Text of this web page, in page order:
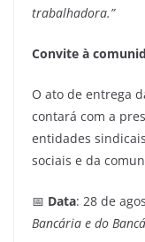
trabalhadora.”
Convite à
O ato de entrega
contará com a
entidades
sociais e da
📅 Data: 28 de
Bancária e do